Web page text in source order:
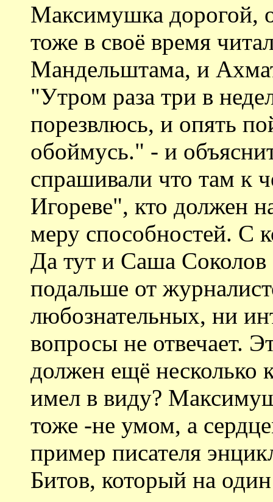
Максимушка
тоже в своё время
Мандельштама, и
"Утром раза три в
порезвлюсь, и опять
обоймусь." - и
спрашивали что там к
Игореве", кто должен
меру способностей. С
Да тут и Саша
подальше от
любознательных, ни
вопросы не отвечает.
должен ещё несколько
имел в виду?
тоже -не умом, а
пример писателя
Битов, который на